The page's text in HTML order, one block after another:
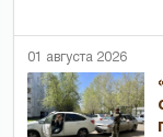
01 августа 2026